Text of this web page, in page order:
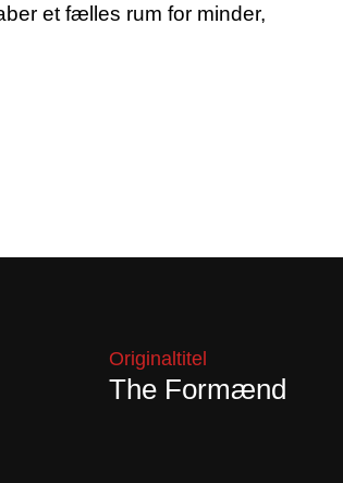
et fælles rum for minder,
Originaltitel
The Formænd